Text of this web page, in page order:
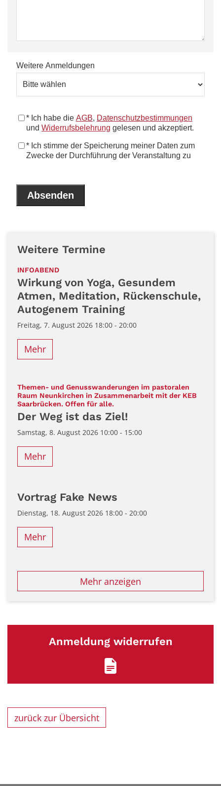
Weitere Termine
INFOABEND:
Wirkung von Yoga, Gesundem
Atmen, Meditation, Rückenschule,
Autogenem Training
Freitag, 7. August 2026 18:00 - 20:00
Mehr
Themen- und Genusswanderungen im pastoralen
Raum Neunkirchen in Zusammenarbeit mit der KEB
Saarbrücken. Offen für alle.
Der Weg ist das Ziel!
Samstag, 8. August 2026 10:00 - 15:00
Mehr
Vortrag Fake News
Dienstag, 18. August 2026 18:00 - 20:00
Mehr
Mehr anzeigen
Anmeldung widerrufen
zurück zur Übersicht